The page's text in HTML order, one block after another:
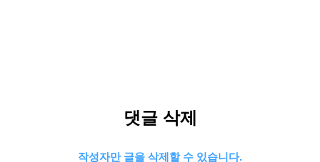
댓글 삭제
작성자만 글을 삭제할 수 있습니다.